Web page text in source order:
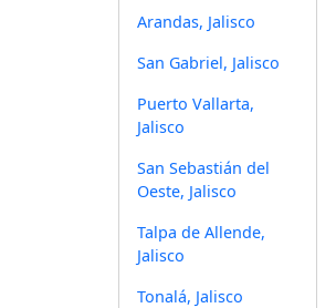
Arandas, Jalisco
San Gabriel, Jalisco
Puerto Vallarta,
Jalisco
San Sebastián del
Oeste, Jalisco
Talpa de Allende,
Jalisco
Tonalá, Jalisco